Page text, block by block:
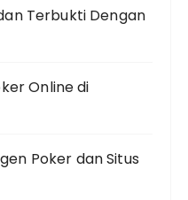
Terbukti Dengan
Online di
Poker dan Situs